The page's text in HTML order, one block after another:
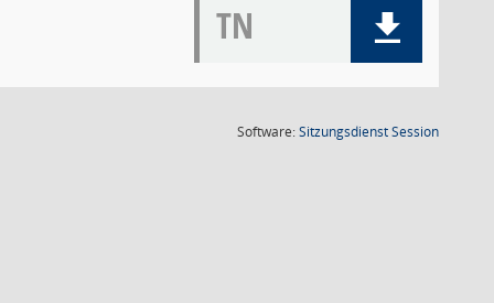
TN
Software:SitzungsdienstSession(Wird in